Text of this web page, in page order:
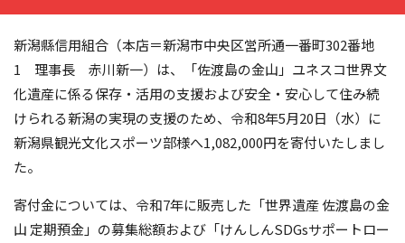
新潟縣信用組合（本店＝新潟市中央区営所通一番町302番地
1 理事長 赤川新一）は、「佐渡島の金山」ユネスコ世界文
化遺産に係る保存・活用の支援および安全・安心して住み続
けられる新潟の実現の支援のため、令和8年5月20日（水）に
新潟県観光文化スポーツ部様へ1,082,000円を寄付いたしまし
た。
寄付金については、令和7年に販売した「世界遺産 佐渡島の金
山 定期預金」の募集総額および「けんしんSDGsサポートロー